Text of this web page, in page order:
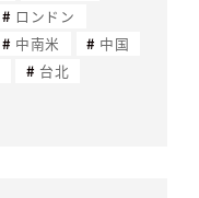
ロンドン
中南米
中国
台北